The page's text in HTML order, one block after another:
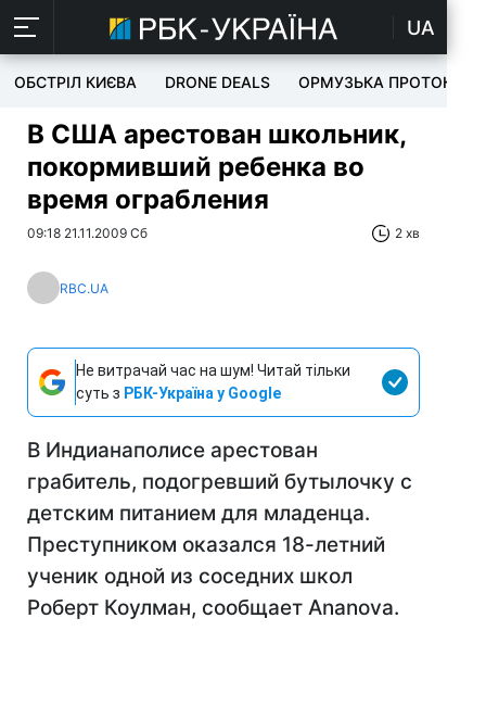
UA
ОБСТРІЛ КИЄВА DRONE DEALS ОРМУЗЬКА ПРОТОКА
В США арестован школьник,
покормивший ребенка во
время ограбления
09:18 21.11.2009 Сб 2 хв
RBC.UA
Не витрачай час на шум! Читай тільки
суть з РБК-Україна у Google
В Индианаполисе арестован
грабитель, подогревший бутылочку с
детским питанием для младенца.
Преступником оказался 18-летний
ученик одной из соседних школ
Роберт Коулман, сообщает Ananova.